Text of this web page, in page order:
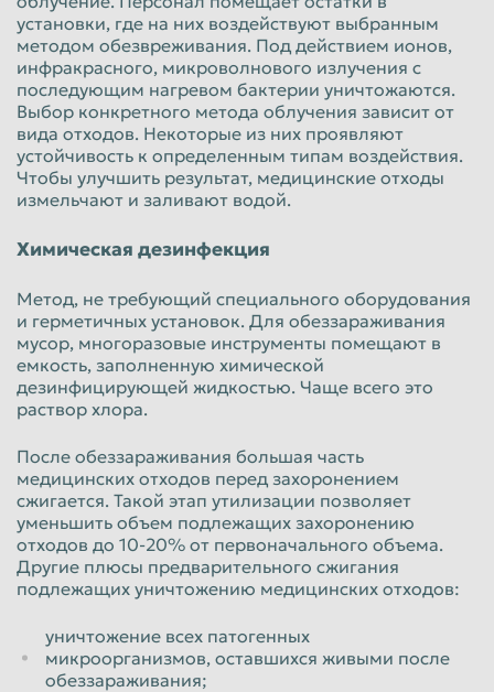
установки, где на них воздействуют выбранным
методом обезвреживания. Под действием ионов,
инфракрасного, микроволнового излучения с
последующим нагревом бактерии уничтожаются.
Выбор конкретного метода облучения зависит от
вида отходов. Некоторые из них проявляют
устойчивость к определенным типам воздействия.
Чтобы улучшить результат, медицинские отходы
измельчают и заливают водой.
Химическая дезинфекция
Метод, не требующий специального оборудования
и герметичных установок. Для обеззараживания
мусор, многоразовые инструменты помещают в
емкость, заполненную химической
дезинфицирующей жидкостью. Чаще всего это
раствор хлора.
После обеззараживания большая часть
медицинских отходов перед захоронением
сжигается. Такой этап утилизации позволяет
уменьшить объем подлежащих захоронению
отходов до 10-20% от первоначального объема.
Другие плюсы предварительного сжигания
подлежащих уничтожению медицинских отходов:
уничтожение всех патогенных
микроорганизмов, оставшихся живыми после
обеззараживания;